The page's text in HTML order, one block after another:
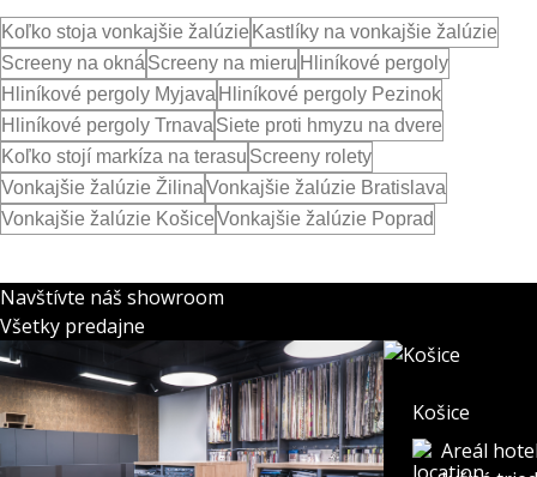
Koľko stoja vonkajšie žalúzie Kastlíky na vonkajšie žalúzie
Screeny na okná Screeny na mieru Hliníkové pergoly
Hliníkové pergoly Myjava Hliníkové pergoly Pezinok
Hliníkové pergoly Trnava Siete proti hmyzu na dvere
Koľko stojí markíza na terasu Screeny rolety
Vonkajšie žalúzie ŽilinaVonkajšie žalúzie Bratislava
Vonkajšie žalúzie KošiceVonkajšie žalúzie Poprad
Navštívte náš showroom
Všetky predajne
Košice
Areál